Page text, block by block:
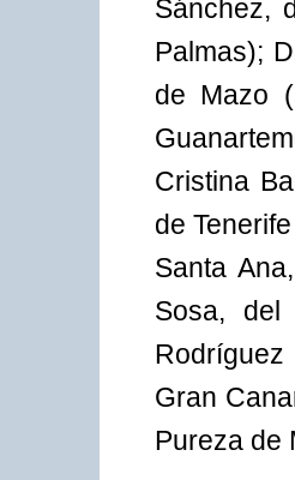
Sánchez,
Palmas);
de Mazo
Cristina
de
Santa
Sosa, del
Gran
Pureza de